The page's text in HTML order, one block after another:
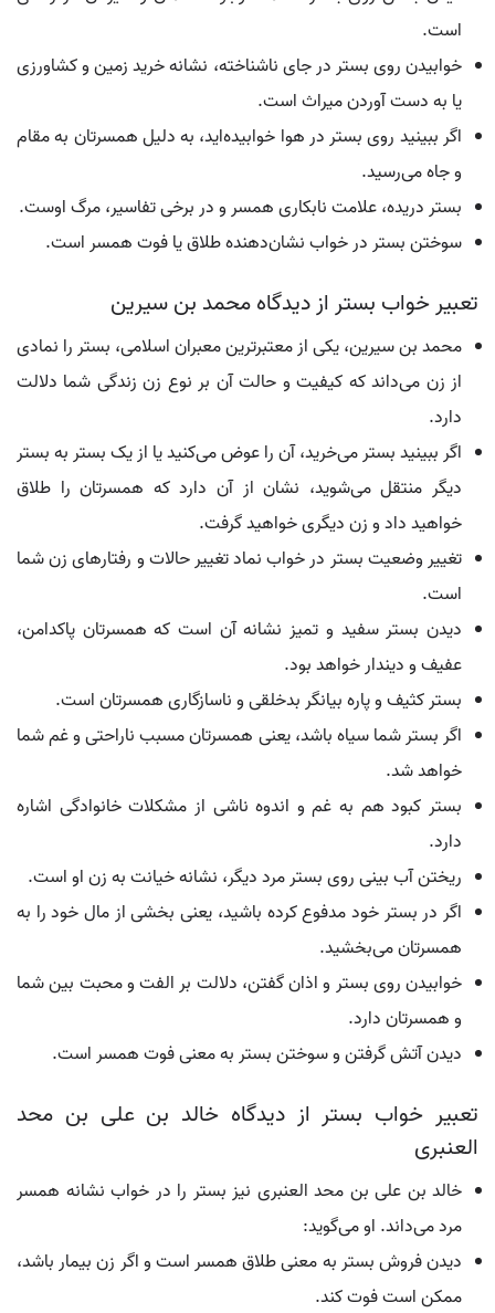
است.
خوابیدن روی بستر در جای ناشناخته، نشانه خرید زمین و کشاورزی
یا به دست آوردن میراث است.
اگر ببینید روی بستر در هوا خوابیده‌اید، به دلیل همسرتان به مقام
و جاه می‌رسید.
بستر دریده، علامت نابکاری همسر و در برخی تفاسیر، مرگ اوست.
سوختن بستر در خواب نشان‌دهنده طلاق یا فوت همسر است.
تعبیر خواب بستر از دیدگاه محمد بن سیرین
محمد بن سیرین، یکی از معتبرترین معبران اسلامی، بستر را نمادی
از زن می‌داند که کیفیت و حالت آن بر نوع زن زندگی شما دلالت
دارد.
اگر ببینید بستر می‌خرید، آن را عوض می‌کنید یا از یک بستر به بستر
دیگر منتقل می‌شوید، نشان از آن دارد که همسرتان را طلاق
خواهید داد و زن دیگری خواهید گرفت.
تغییر وضعیت بستر در خواب نماد تغییر حالات و رفتارهای زن شما
است.
دیدن بستر سفید و تمیز نشانه آن است که همسرتان پاکدامن،
عفیف و دیندار خواهد بود.
بستر کثیف و پاره بیانگر بدخلقی و ناسازگاری همسرتان است.
اگر بستر شما سیاه باشد، یعنی همسرتان مسبب ناراحتی و غم شما
خواهد شد.
بستر کبود هم به غم و اندوه ناشی از مشکلات خانوادگی اشاره
دارد.
ریختن آب بینی روی بستر مرد دیگر، نشانه خیانت به زن او است.
اگر در بستر خود مدفوع کرده باشید، یعنی بخشی از مال خود را به
همسرتان می‌بخشید.
خوابیدن روی بستر و اذان گفتن، دلالت بر الفت و محبت بین شما
و همسرتان دارد.
دیدن آتش گرفتن و سوختن بستر به معنی فوت همسر است.
تعبیر خواب بستر از دیدگاه خالد بن علی بن محد
العنبری
خالد بن علی بن محد العنبری نیز بستر را در خواب نشانه همسر
مرد می‌داند. او می‌گوید:
دیدن فروش بستر به معنی طلاق همسر است و اگر زن بیمار باشد،
ممکن است فوت کند.